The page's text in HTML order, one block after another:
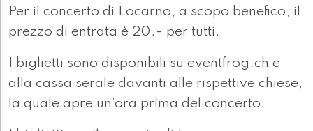
Per il concerto di Locarno, a scopo benefico, il
prezzo di entrata è 20.- per tutti.
I biglietti sono disponibili su eventfrog.ch e
alla cassa serale davanti alle rispettive chiese,
la quale apre un’ora prima del concerto.